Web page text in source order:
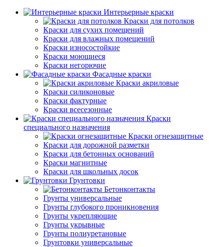
Интерьерные краски
Краски для потолков
Краски для сухих помещений
Краски для влажных помещений
Краски износостойкие
Краски моющиеся
Краски негорючие
Фасадные краски
Краски акриловые
Краски силиконовые
Краски фактурные
Краски всесезонные
Краски
специального назначения
Краски огнезащитные
Краски для дорожной разметки
Краски для бетонных оснований
Краски магнитные
Краски для школьных досок
Грунтовки
Бетонконтакты
Грунты универсальные
Грунты глубокого проникновения
Грунты укрепляющие
Грунты укрывные
Грунты полиуретановые
Грунтовки универсальные